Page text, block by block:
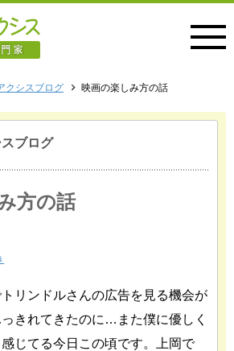
クシスブログ 映画の楽しみ方の話
ブログ
方の話
リンドルさんの広告を見る機会が
きれてきたのに…また僕に優しく
じてる今日この頃です。上岡で